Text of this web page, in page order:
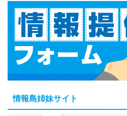
情報島姉妹サイト